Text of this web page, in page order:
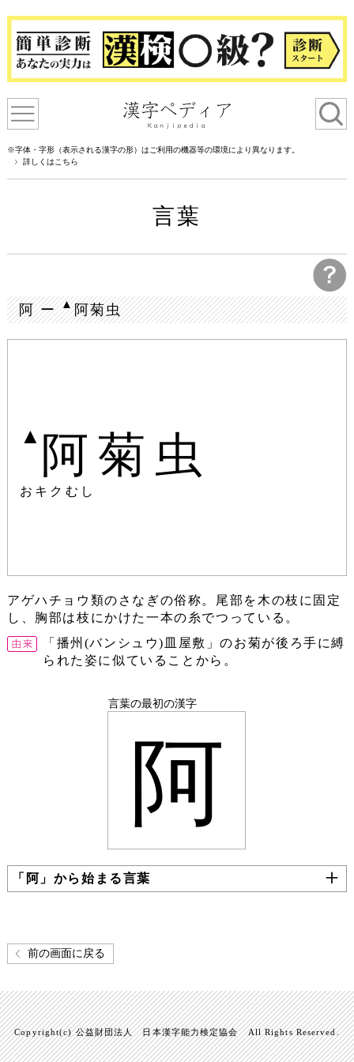
※字体・字形（表示される漢字の形）はご利用の機器等の環境により異なります。
詳しくはこちら
言葉
阿 ー▲阿菊虫
▲ 阿菊虫
おキクむし
アゲハチョウ類のさなぎの俗称。尾部を木の枝に固定
し、胸部は枝にかけた一本の糸でつっている。
「播州(バンシュウ)皿屋敷」のお菊が後ろ手に縛
られた姿に似ていることから。
言葉の最初の漢字
阿
「阿」から始まる言葉
前の画面に戻る
Copyright(c) 公益財団法人 日本漢字能力検定協会 All Rights Reserved.